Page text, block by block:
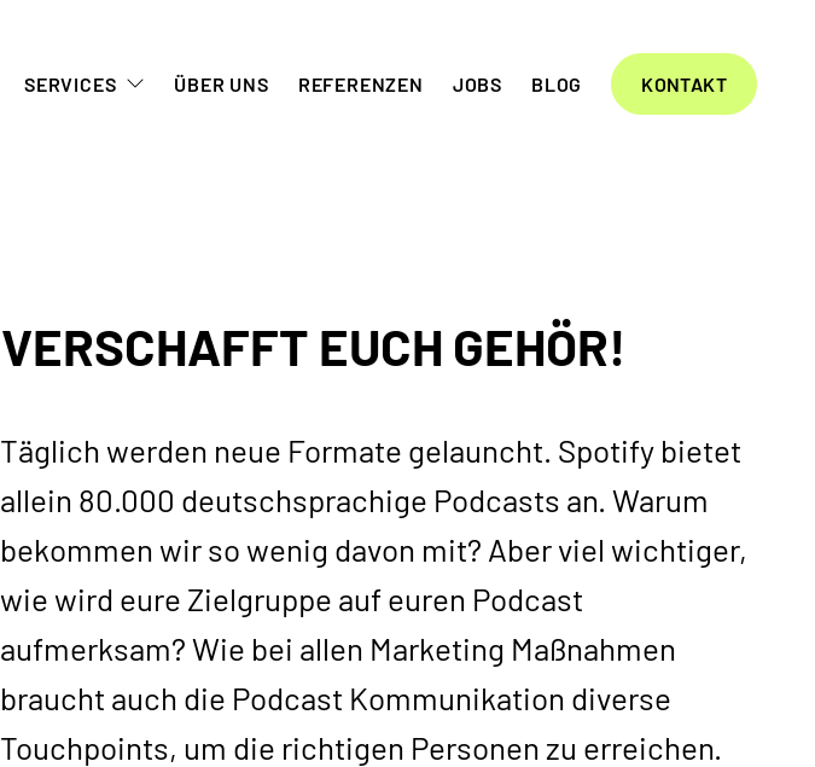
SERVICES ÜBER UNS REFERENZEN JOBS BLOG KONTAKT
VERSCHAFFT EUCH GEHÖR!
Täglich werden neue Formate gelauncht. Spotify bietet
allein 80.000 deutschsprachige Podcasts an. Warum
bekommen wir so wenig davon mit? Aber viel wichtiger,
wie wird eure Zielgruppe auf euren Podcast
aufmerksam? Wie bei allen Marketing Maßnahmen
braucht auch die Podcast Kommunikation diverse
Touchpoints, um die richtigen Personen zu erreichen.